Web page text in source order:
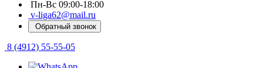
Пн-Вс 09:00-18:00
v-liga62@mail.ru
Обратный звонок
8 (4912) 55-55-05